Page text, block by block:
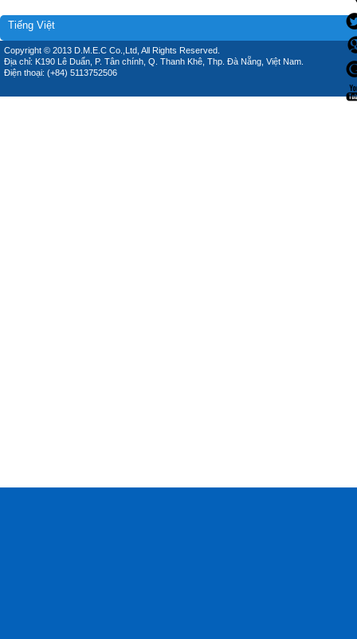
Tiếng Việt
Copyright © 2013 D.M.E.C Co.,Ltd, All Rights Reserved.
Địa chỉ: K190 Lê Duẩn, P. Tân chính, Q. Thanh Khê, Thp. Đà Nẵng, Việt Nam.
Điện thoại: (+84) 5113752506